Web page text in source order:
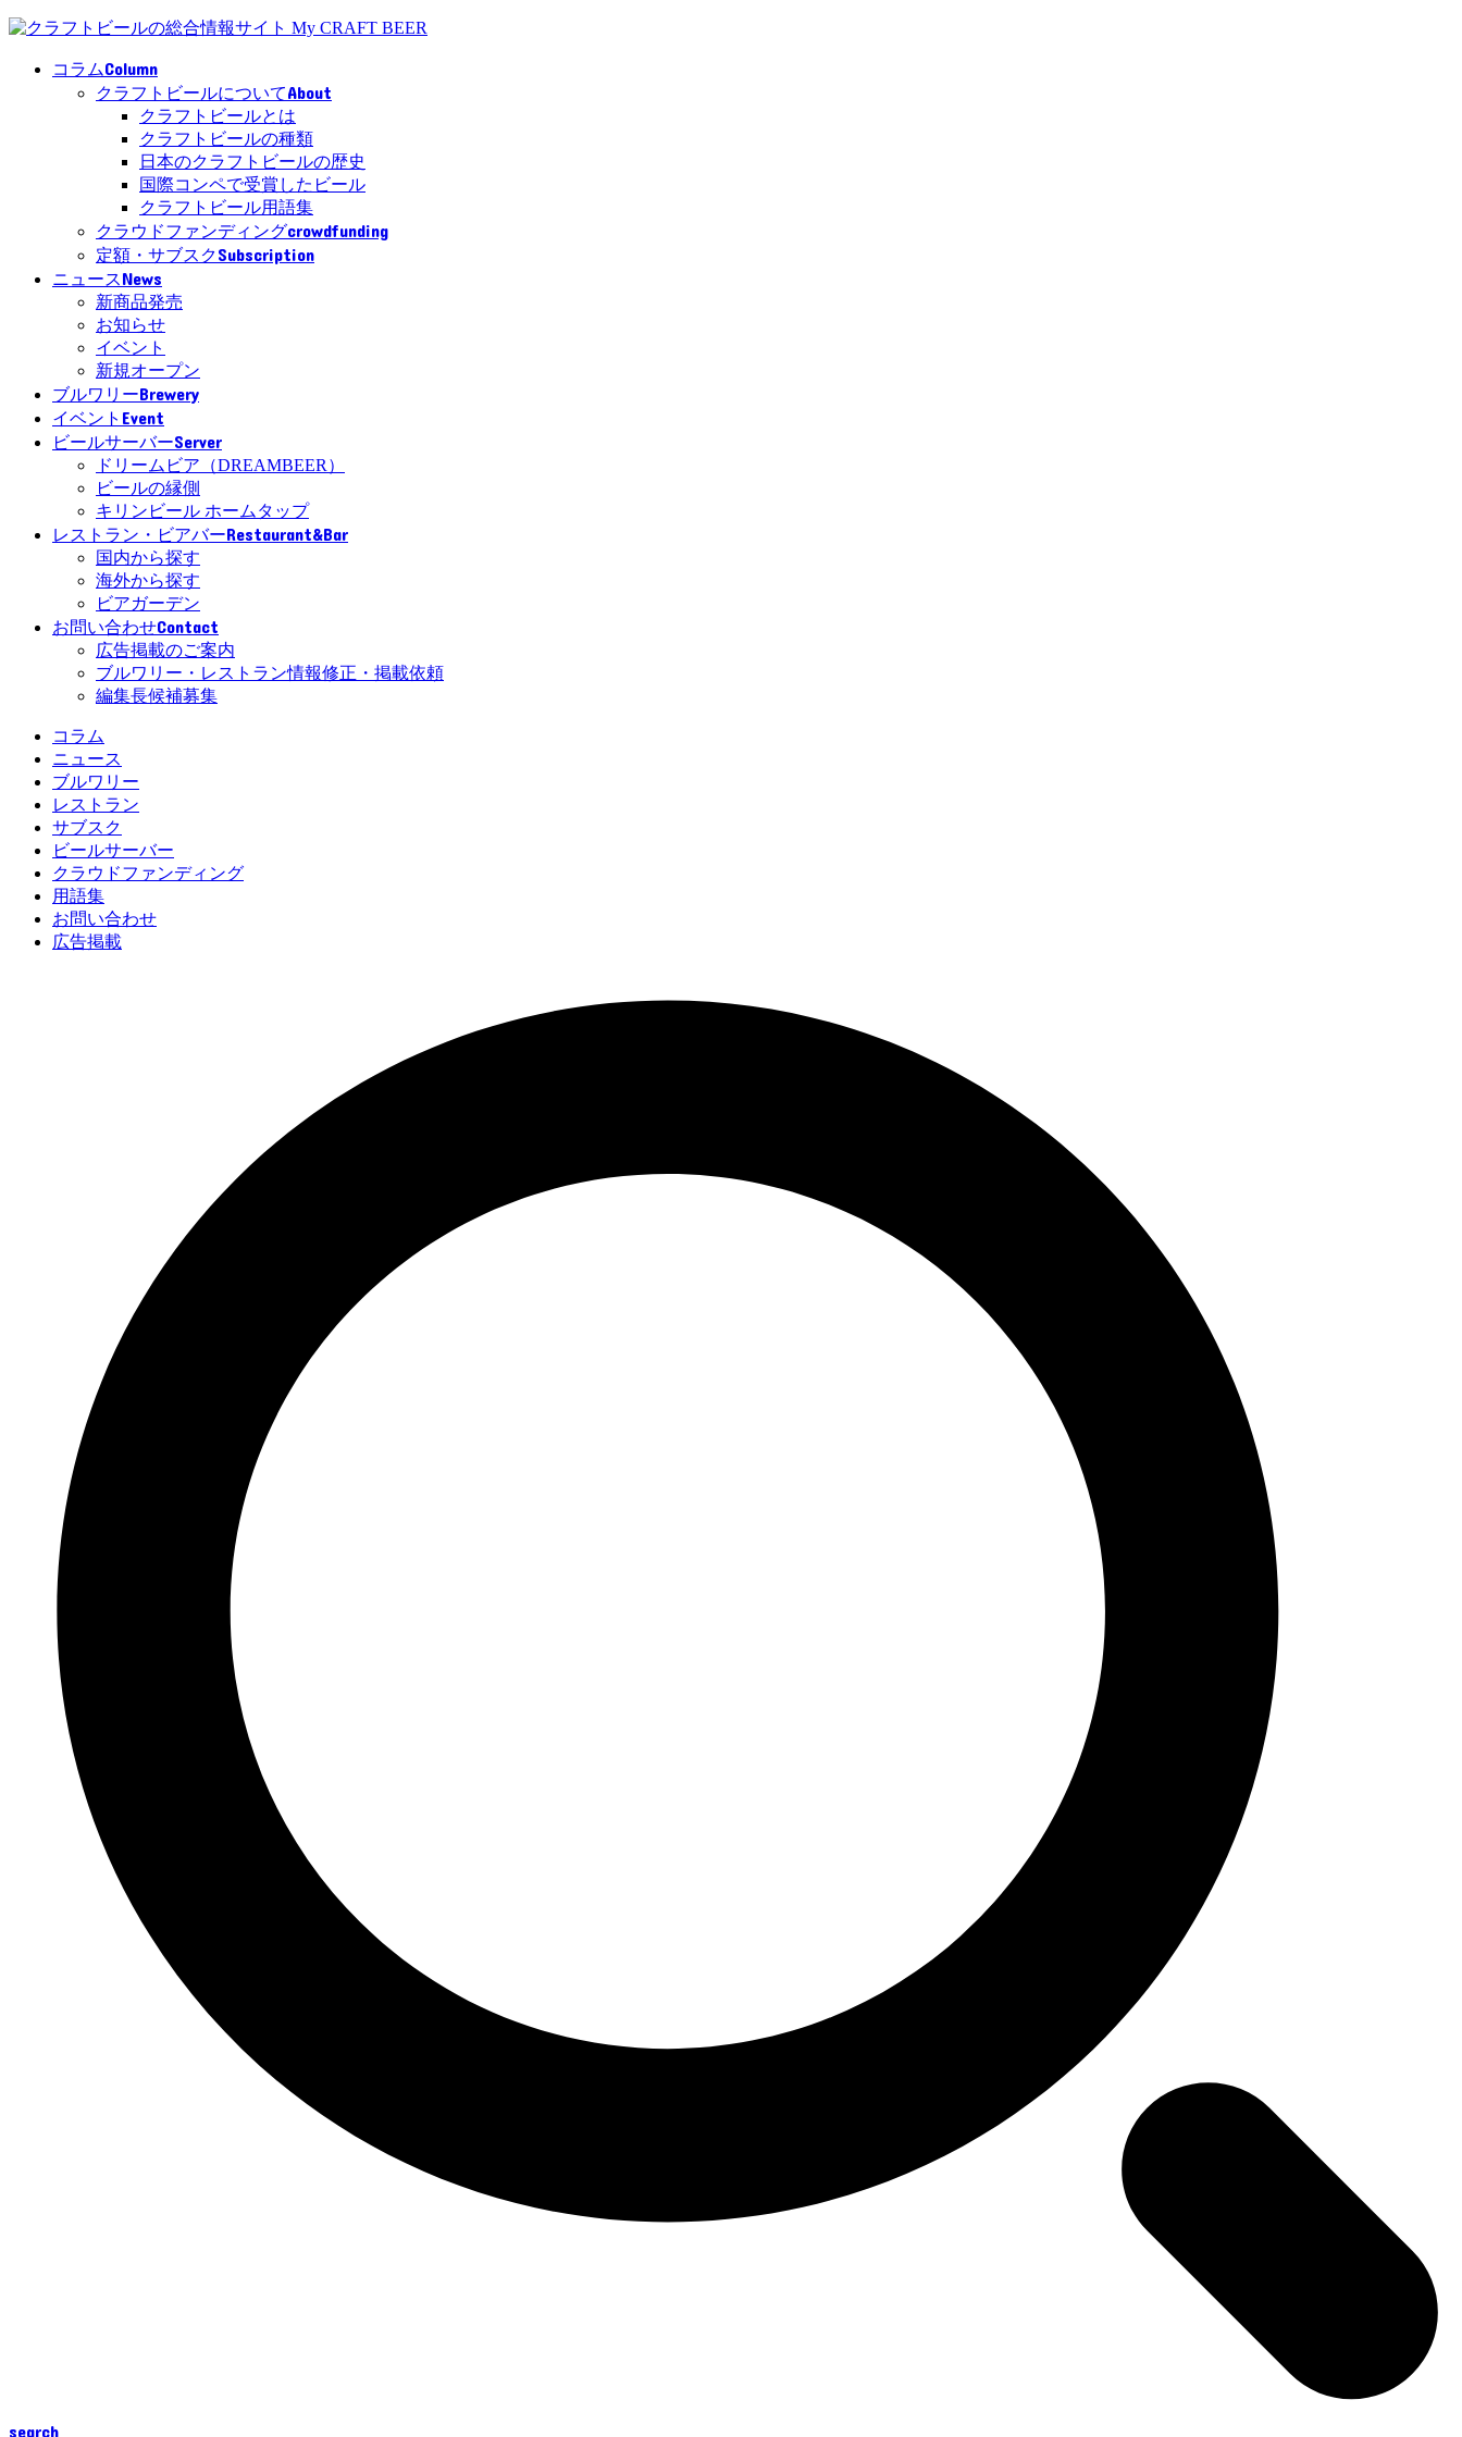
コラムColumn
クラフトビールについてAbout
クラフトビールとは
クラフトビールの種類
日本のクラフトビールの歴史
国際コンペで受賞したビール
クラフトビール用語集
クラウドファンディングcrowdfunding
定額・サブスクSubscription
ニュースNews
新商品発売
お知らせ
イベント
新規オープン
ブルワリーBrewery
イベント Event
ビールサーバーServer
ドリームビア（DREAMBEER）
ビールの縁側
キリンビール ホームタップ
レストラン・ビアバーRestaurant&Bar
国内から探す
海外から探す
ビアガーデン
お問い合わせContact
広告掲載のご案内
ブルワリー・レストラン情報修正・掲載依頼
編集長候補募集
コラム
ニュース
ブルワリー
レストラン
サブスク
ビールサーバー
クラウドファンディング
用語集
お問い合わせ
広告掲載
search